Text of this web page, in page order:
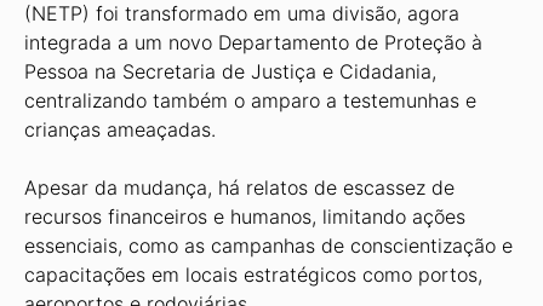
(NETP) foi transfor­mado em uma divisão, agora
integrada a um novo Departamento de Proteção à
Pessoa na Secretaria de Justiça e Cida­dania,
centralizando também o amparo a testemunhas e
crianças ameaçadas.
Apesar da mudança, há relatos de escassez de
recursos financeiros e hu­manos, limitando ações
essenciais, como as campanhas de conscientização e
capacitações em locais estratégicos como portos,